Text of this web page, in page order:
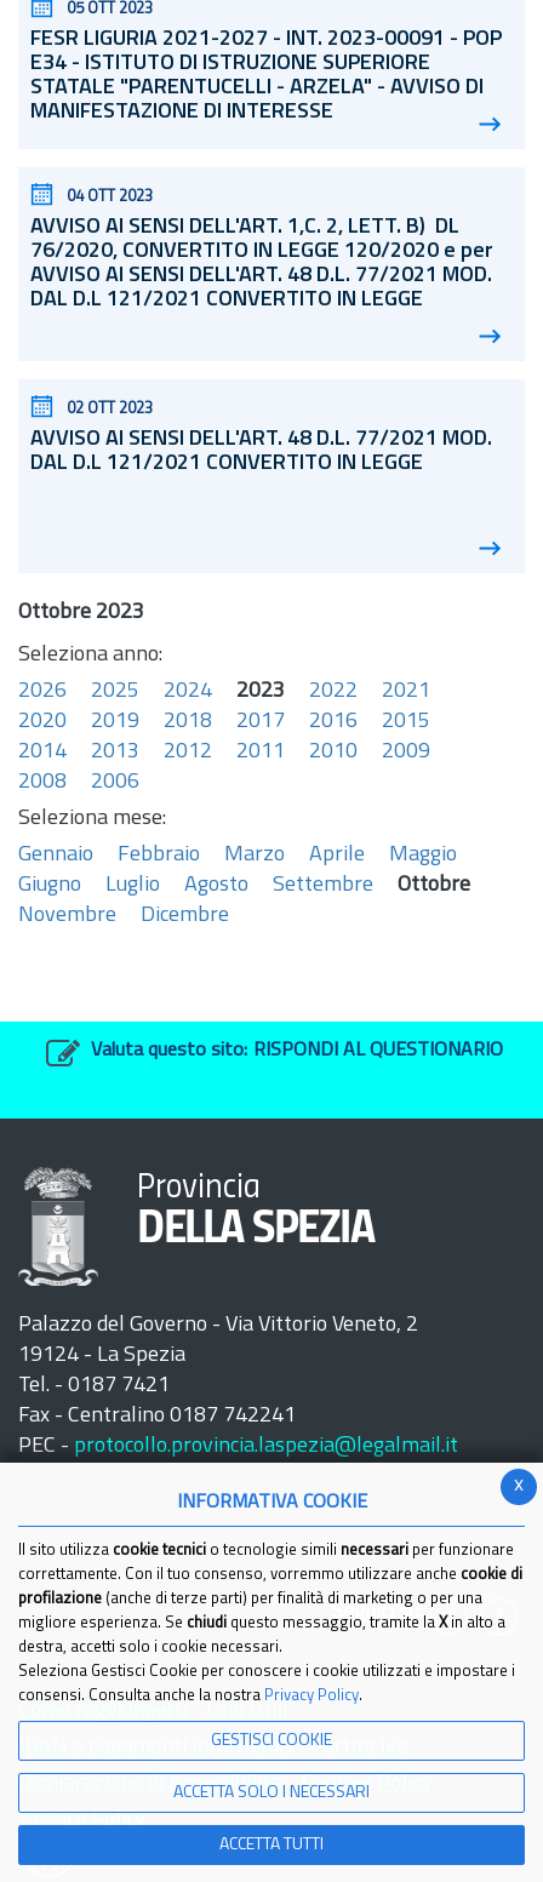
05 OTT 2023
FESR LIGURIA 2021-2027 - INT. 2023-00091 - POP
E34 - ISTITUTO DI ISTRUZIONE SUPERIORE
STATALE "PARENTUCELLI - ARZELA" - AVVISO DI
MANIFESTAZIONE DI INTERESSE
04 OTT 2023
AVVISO AI SENSI DELL'ART. 1,C. 2, LETT. B) DL
76/2020, CONVERTITO IN LEGGE 120/2020 e per
AVVISO AI SENSI DELL'ART. 48 D.L. 77/2021 MOD.
DAL D.L 121/2021 CONVERTITO IN LEGGE
02 OTT 2023
AVVISO AI SENSI DELL'ART. 48 D.L. 77/2021 MOD.
DAL D.L 121/2021 CONVERTITO IN LEGGE
Ottobre 2023
Seleziona anno:
2026
2025 2024 2023 2022
2021
2020
2019 2018 2017 2016
2015
2014
2013 2012 2011 2010
2009
2008
2006
Seleziona mese:
Gennaio
Febbraio Marzo Aprile
Maggio
Giugno
Luglio Agosto Settembre
Ottobre
Novembre
Dicembre
Valuta questo sito: RISPONDI AL QUESTIONARIO
Provincia
DELLA SPEZIA
Palazzo del Governo - Via Vittorio Veneto, 2
19124 - La Spezia
Tel. - 0187 7421
Fax - Centralino 0187 742241
PEC - protocollo.provincia.laspezia@legalmail.it
Seguici su:
IBAN e pagamenti informatici
Partita Iva
Dichiarazione di Accessibilita'
Cookies Policy
Privacy Policy
© 2021 Provincia della Spezia - Tutti i diritti riservati
x
INFORMATIVA COOKIE
Il sito utilizza cookie tecnici o tecnologie simili necessari per funzionare
correttamente. Con il tuo consenso, vorremmo utilizzare anche cookie di
profilazione (anche di terze parti) per finalità di marketing o per una
migliore esperienza. Se chiudi questo messaggio, tramite la Xin alto a
destra, accetti solo i cookie necessari.
Seleziona Gestisci Cookie per conoscere i cookie utilizzati e impostare i
consensi. Consulta anche la nostra Privacy Policy.
GESTISCI COOKIE
ACCETTA SOLO I NECESSARI
ACCETTA TUTTI